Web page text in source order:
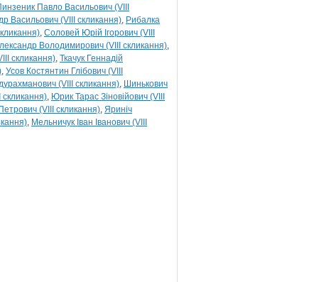
Павло Васильович (VIII
Васильович (VIII скликання) Рибалка
Соловей Юрій Ігорович (VIII
Володимирович (VIII скликання)
скликання) Ткачук Геннадій
Усов Костянтин Глібович (VIII
(VIII скликання) Шинькович
Юрик Тарас Зіновійович (VIII
(VIII скликання) Яриніч
Мельничук Іван Іванович (VIII